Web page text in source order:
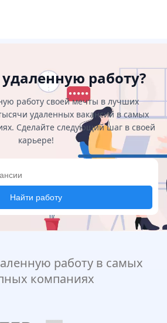
работу?
работу своей мечты в лучших
удаленных вакансий в самых
Сделайте следующий шаг в своей
карьере!
Найти работу
работу в самых
компаниях